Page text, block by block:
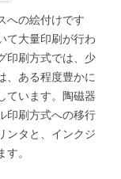
への絵付けです
て大量印刷が行わ
印刷方式では、少
、ある程度豊かに
ています。陶磁器
印刷方式への移行
ンタと、インクジ
。